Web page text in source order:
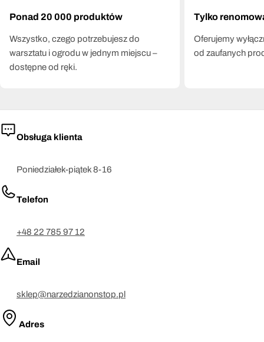
Ponad 20 000 produktów
Wszystko, czego potrzebujesz do
warsztatu i ogrodu w jednym miejscu –
dostępne od ręki.
Tylko
Oferujemy
od zaufanych
Obsługa klienta
Poniedziałek-piątek 8-16
Telefon
+48 22 785 97 12
Email
sklep@narzedzianonstop.pl
Adres